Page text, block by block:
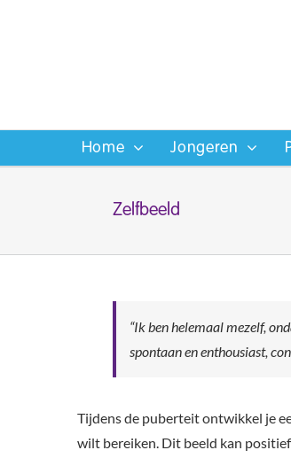
Home Jongeren
Zelfbeeld
“Ik ben helemaal mezelf,
spontaan en enthousiast,
Tijdens de puberteit ontwikkel je
wilt bereiken. Dit beeld kan